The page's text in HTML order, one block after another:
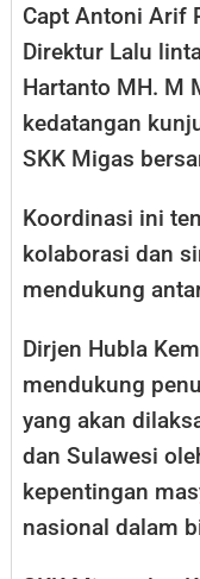
Capt Antoni Arif
Direktur Lalu
Hartanto MH. M
kedatangan
SKK Migas
Koordinasi ini
kolaborasi dan
mendukung
Dirjen Hubla
mendukung
yang akan
dan Sulawesi
kepentingan
nasional dalam